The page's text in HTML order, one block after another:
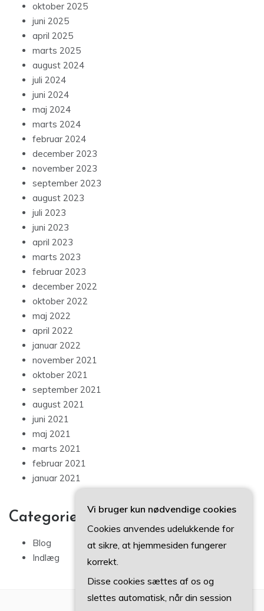
oktober 2025
juni 2025
april 2025
marts 2025
august 2024
juli 2024
juni 2024
maj 2024
marts 2024
februar 2024
december 2023
november 2023
september 2023
august 2023
juli 2023
juni 2023
april 2023
marts 2023
februar 2023
december 2022
oktober 2022
maj 2022
april 2022
januar 2022
november 2021
oktober 2021
september 2021
august 2021
juni 2021
maj 2021
marts 2021
februar 2021
januar 2021
Categories
Blog
Indlæg
Vi bruger kun nødvendige cookies
Cookies anvendes udelukkende for
at sikre, at hjemmesiden fungerer
korrekt.
Disse cookies sættes af os og
slettes automatisk, når din session